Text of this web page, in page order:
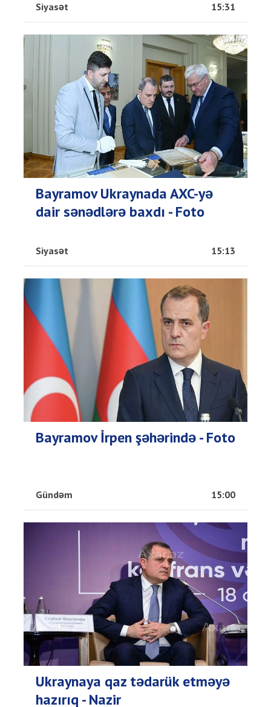
Siyasət 15:31
Bayramov Ukraynada AXC-yə
dair sənədlərə baxdı - Foto
Siyasət 15:13
Bayramov İrpen şəhərində - Foto
Gündəm 15:00
Ukraynaya qaz tədarük etməyə
hazırıq - Nazir